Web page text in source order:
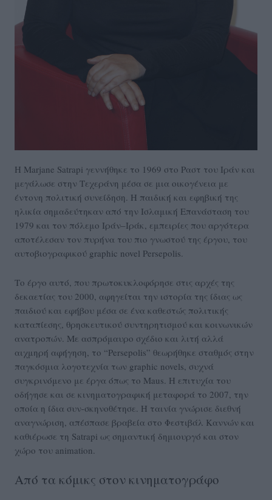
Η Marjane Satrapi γεννήθηκε το 1969 στο Ραστ του Ιράν και
μεγάλωσε στην Τεχεράνη μέσα σε μια οικογένεια με
έντονη πολιτική συνείδηση. Η παιδική και εφηβική της
ηλικία σημαδεύτηκαν από την Ισλαμική Επανάσταση του
1979 και τον πόλεμο Ιράν–Ιράκ, εμπειρίες που αργότερα
αποτέλεσαν τον πυρήνα του πιο γνωστού της έργου, του
αυτοβιογραφικού graphic novel Persepolis.
Το έργο αυτό, που πρωτοκυκλοφόρησε στις αρχές της
δεκαετίας του 2000, αφηγείται την ιστορία της ίδιας ως
παιδιού και εφήβου μέσα σε ένα καθεστώς πολιτικής
καταπίεσης, θρησκευτικού συντηρητισμού και κοινωνικών
ανατροπών. Με ασπρόμαυρο σχέδιο και λιτή αλλά
αιχμηρή αφήγηση, το “Persepolis” θεωρήθηκε σταθμός στην
παγκόσμια λογοτεχνία των graphic novels, συχνά
συγκρινόμενο με έργα όπως το Maus. Η επιτυχία του
οδήγησε και σε κινηματογραφική μεταφορά το 2007, την
οποία η ίδια συν-σκηνοθέτησε. Η ταινία γνώρισε διεθνή
αναγνώριση, απέσπασε βραβεία στο Φεστιβάλ Καννών και
καθιέρωσε τη Satrapi ως σημαντική δημιουργό και στον
χώρο του animation.
Από τα κόμικς στον κινηματογράφο